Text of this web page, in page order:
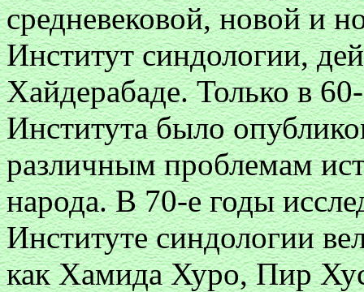
средневековой, новой и
Институт синдологии,
Хайдерабаде. Только в
Института было
различным проблемам
народа. В 70-е годы
Институте синдологии
как Хамида Хуро, Пир